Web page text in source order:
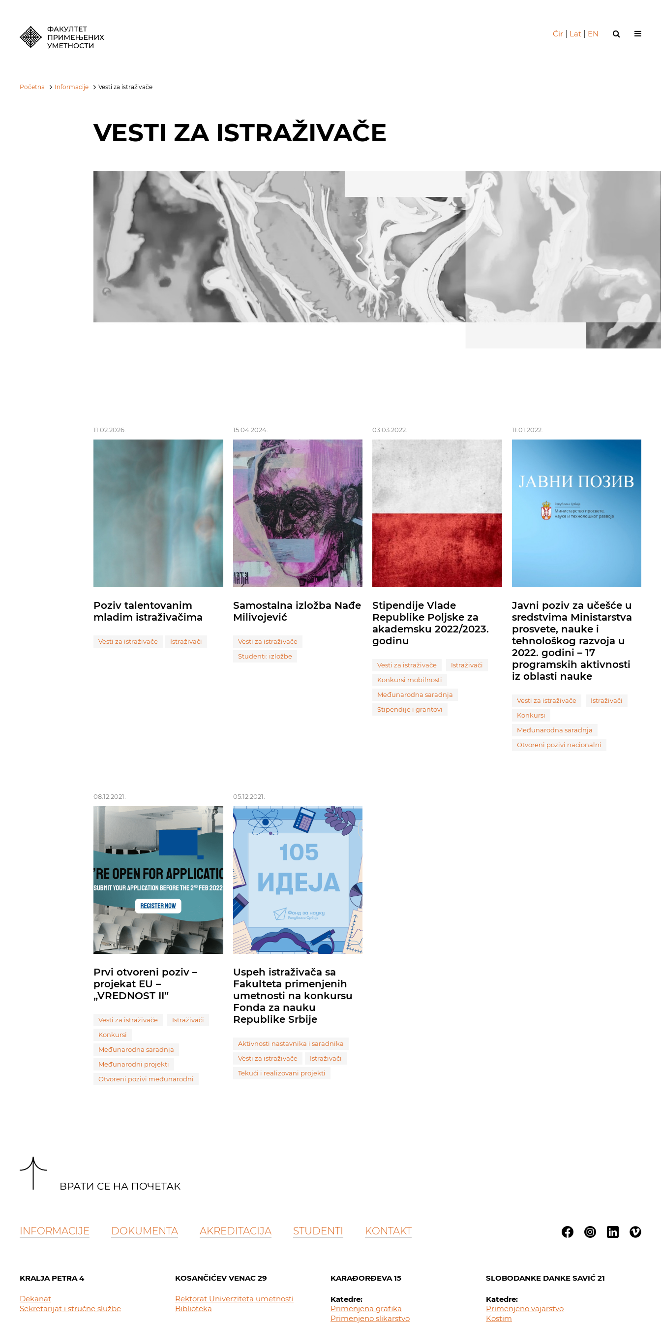
Ćir Lat EN
Početna Informacije Vesti za istraživače
VESTI ZA ISTRAŽIVAČE
11.02.2026.
Poziv talentovanim
mladim istraživačima
Vesti za istraživače Istraživači
15.04.2024.
Samostalna izložba Nađe
Milivojević
Vesti za istraživače
Studenti: izložbe
03.03.2022.
Stipendije Vlade
Republike Poljske za
akademsku 2022/2023.
godinu
Vesti za istraživače
Istraživači
Konkursi mobilnosti
Međunarodna saradnja
Stipendije i grantovi
11.01.2022.
Javni poziv za učešće u
sredstvima Ministarstva
prosvete, nauke i
tehnološkog razvoja u
2022. godini – 17
programskih aktivnosti
iz oblasti nauke
Vesti za istraživače
Istraživači
Konkursi
Međunarodna saradnja
Otvoreni pozivi nacionalni
08.12.2021.
Prvi otvoreni poziv –
projekat EU –
„VREDNOST II”
Vesti za istraživače
Istraživači
Konkursi
Međunarodna saradnja
Međunarodni projekti
Otvoreni pozivi međunarodni
05.12.2021.
Uspeh istraživača sa
Fakulteta primenjenih
umetnosti na konkursu
Fonda za nauku
Republike Srbije
Aktivnosti nastavnika i saradnika
Vesti za istraživače
Istraživači
Tekući i realizovani projekti
INFORMACIJE DOKUMENTA AKREDITACIJA STUDENTI KONTAKT
KRALJA PETRA 4
Dekanat
Sekretarijat i stručne službe
KOSANČIĆEV VENAC 29
Rektorat Univerziteta umetnosti
Biblioteka
KARAĐORĐEVA 15
Katedre:
Primenjena grafika
Primenjeno slikarstvo
SLOBODANKE DANKE SAVIĆ 21
Katedre:
Primenjeno vajarstvo
Kostim